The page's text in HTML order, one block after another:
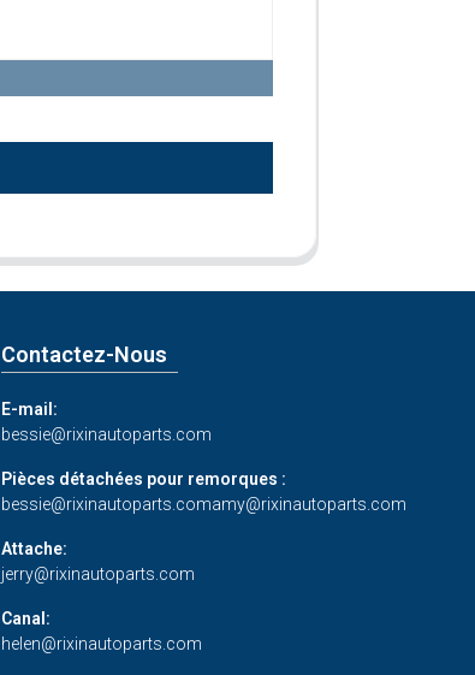
Contactez-Nous
E-mail:
bessie@rixinautoparts.com
Pièces détachées pour remorques :
bessie@rixinautoparts.comamy@rixinautoparts.com
Attache:
jerry@rixinautoparts.com
Canal:
helen@rixinautoparts.com